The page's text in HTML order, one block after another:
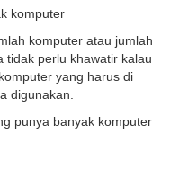
komputer
komputer atau jumlah
tidak perlu khawatir kalau
yang harus di
digunakan.
punya banyak komputer